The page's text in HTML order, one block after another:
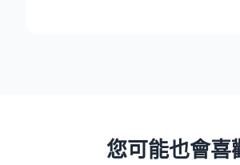
您可能也會喜